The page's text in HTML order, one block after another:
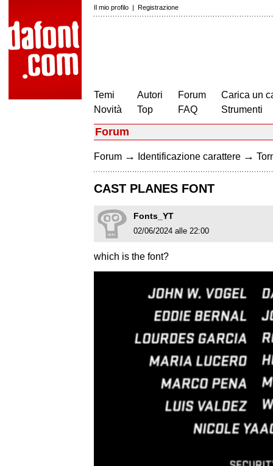
Il mio profilo | Registrazione
Temi
Novità
Autori
Top
Forum
FAQ
Carica un
Strumenti
Forum
Forum → Identificazione carattere →
CAST PLANES FONT
Fonts_YT
02/06/2024 alle 22:00
which is the font?